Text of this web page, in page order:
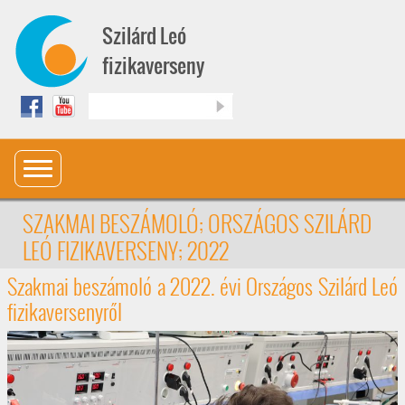
Szilárd Leó
fizikaverseny
SZAKMAI BESZÁMOLÓ; ORSZÁGOS SZILÁRD
LEÓ FIZIKAVERSENY; 2022
Szakmai beszámoló a 2022. évi Országos Szilárd Leó
fizikaversenyről